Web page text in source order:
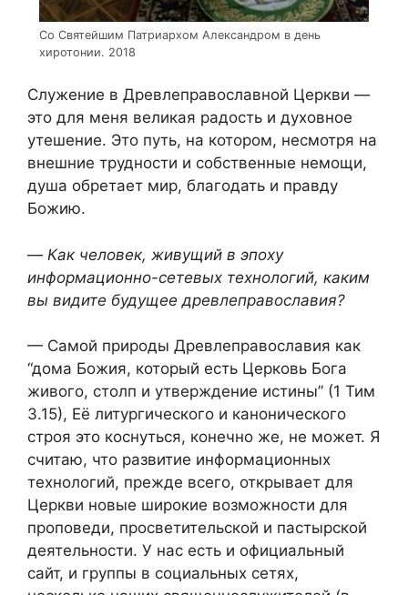
Со Святейшим Патриархом Александром в день
хиротонии. 2018
Служение в Древлеправославной Церкви —
это для меня великая радость и духовное
утешение. Это путь, на котором, несмотря на
внешние трудности и собственные немощи,
душа обретает мир, благодать и правду
Божию.
— Как человек, живущий в эпоху
информационно-сетевых технологий, каким
вы видите будущее древлеправославия?
— Самой природы Древлеправославия как
“дома Божия, который есть Церковь Бога
живого, столп и утверждение истины” (1 Тим
3.15), Её литургического и канонического
строя это коснуться, конечно же, не может. Я
считаю, что развитие информационных
технологий, прежде всего, открывает для
Церкви новые широкие возможности для
проповеди, просветительской и пастырской
деятельности. У нас есть и официальный
сайт, и группы в социальных сетях,